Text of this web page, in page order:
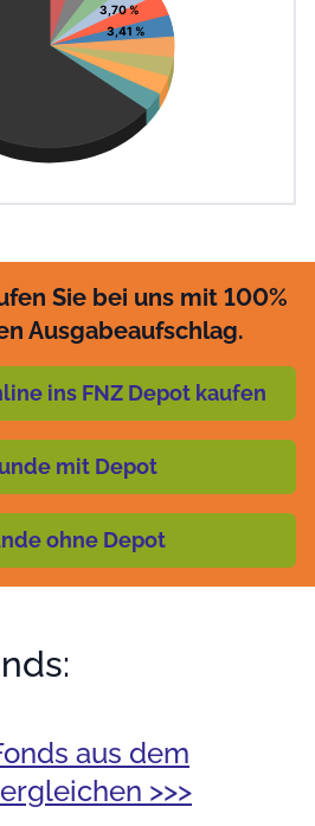
3,70 %
3,41 %
Sie bei uns mit 100%
Ausgabeaufschlag.
ins FNZ Depot kaufen
mit Depot
ohne Depot
aus dem
>>>